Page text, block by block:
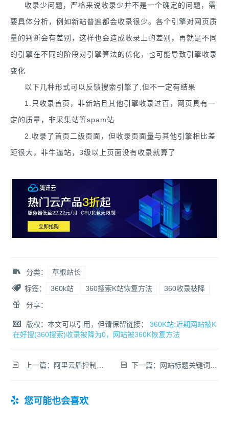
收录少问题，严格来说收录少并不是一个确定的问题，需
要具体分析，例如新站普遍都会收录很少。各个引擎对网页质
量的判断会有差别，这样也会造成收录上的差别，再就是不同
的引擎在不同的阶段对引擎算法的优化，也可能导致引擎收录
变化
以下几种形式可以反馈搜索引擎了,但不一定有结果
1.只收录首页，非新站且其他引擎收录过百，网页具有一
定的质量，非采集站等spam站
2.收录了首页二级页面，但收录页面量与其他引擎相比差
距很大，非牛逼站，3级以上页面没有收录就算了
分类：
草根站长
标签：
360k站 360搜索K站恢复方法
360收录被降
分享：
版权：本文可以引用，但请保留链接： 360K站:近期网站被K
在好搜(360搜索)收录被降为0，网站被360K恢复方法
上一篇： 阿里云盾控制台在哪里?360网站安全检测不支持阿里云主机网站解决方法 下一篇： 网站标题关键词描述怎么写更利于SEO优化？
您可能也会喜欢